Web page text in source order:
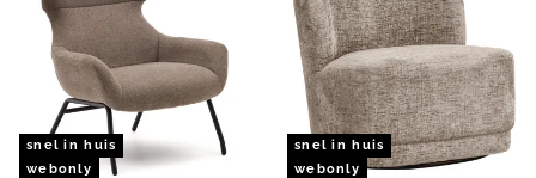
snel in huis
webonly
snel in huis
webonly